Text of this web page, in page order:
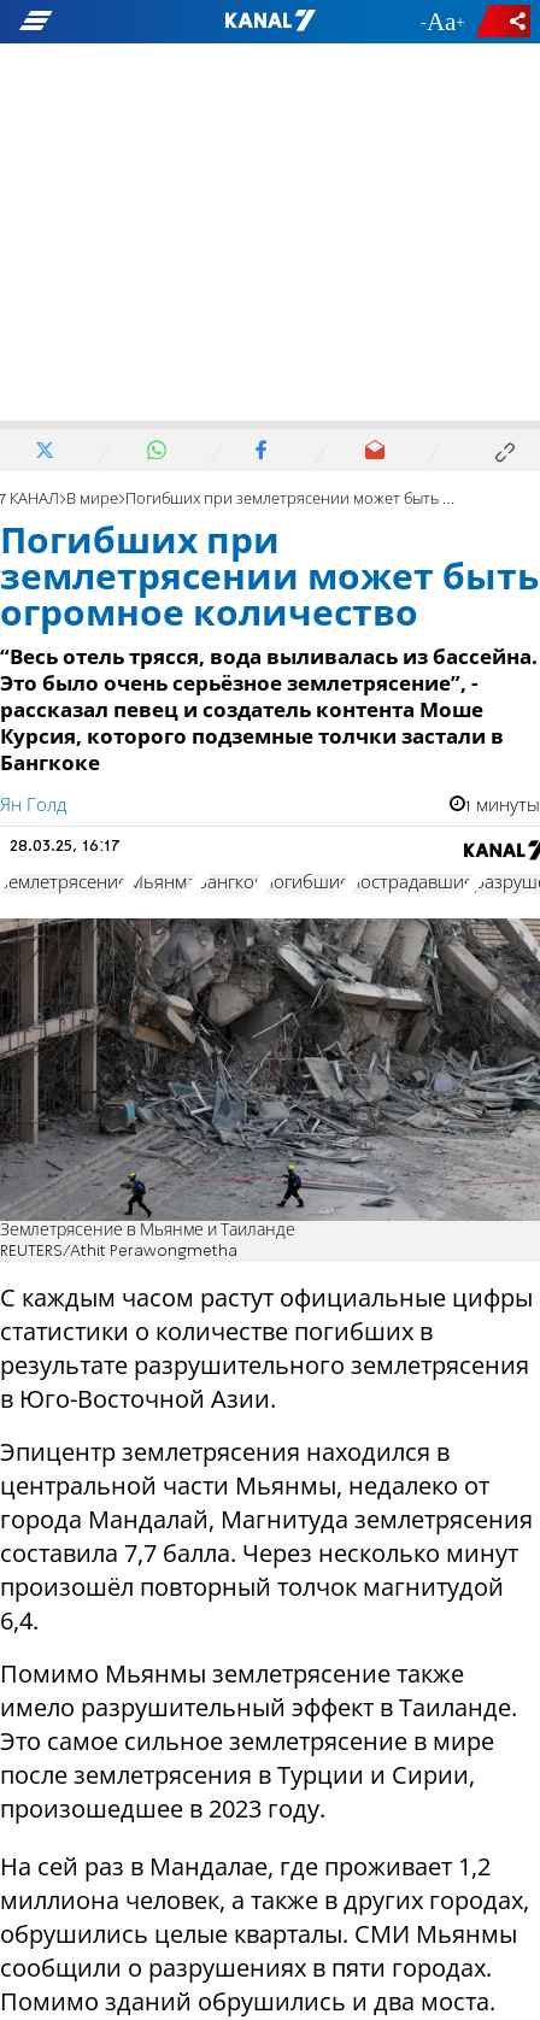
- +
7 КАНАЛ В мире Погибших при землетрясении может быть огромное количество
Погибших при
землетрясении может быть
огромное количество
“Весь отель трясся, вода выливалась из бассейна.
Это было очень серьёзное землетрясение”, -
рассказал певец и создатель контента Моше
Курсия, которого подземные толчки застали в
Бангкоке
Ян Голд 1 минуты
28.03.25, 16:17
землетрясение Мьянма Бангкок погибшие пострадавшие
Землетрясение в Мьянме и Таиланде
REUTERS/Athit Perawongmetha
С каждым часом растут официальные цифры
статистики о количестве погибших в
результате разрушительного землетрясения
в Юго-Восточной Азии.
Эпицентр землетрясения находился в
центральной части Мьянмы, недалеко от
города Мандалай, Магнитуда землетрясения
составила 7,7 балла. Через несколько минут
произошёл повторный толчок магнитудой
6,4.
Помимо Мьянмы землетрясение также
имело разрушительный эффект в Таиланде.
Это самое сильное землетрясение в мире
после землетрясения в Турции и Сирии,
произошедшее в 2023 году.
На сей раз в Мандалае, где проживает 1,2
миллиона человек, а также в других городах,
обрушились целые кварталы. СМИ Мьянмы
сообщили о разрушениях в пяти городах.
Помимо зданий обрушились и два моста.